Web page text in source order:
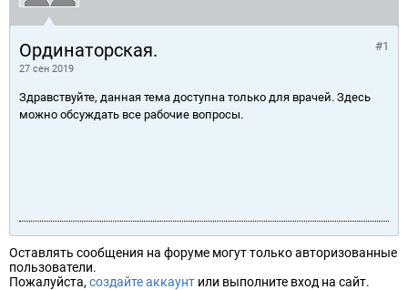
Ординаторская.
27 сен 2019
#1
Здравствуйте, данная тема доступна только для врачей. Здесь
можно обсуждать все рабочие вопросы.
Оставлять сообщения на форуме могут только авторизованные
пользователи.
Пожалуйста, создайте аккаунт или выполните вход на сайт.